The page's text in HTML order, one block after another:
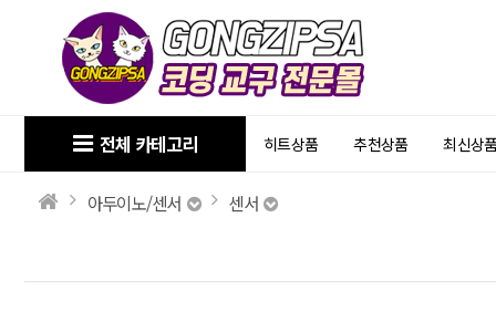
전체 카테고리 히트상품 추천상품 최신상
아두이노/센서 센서